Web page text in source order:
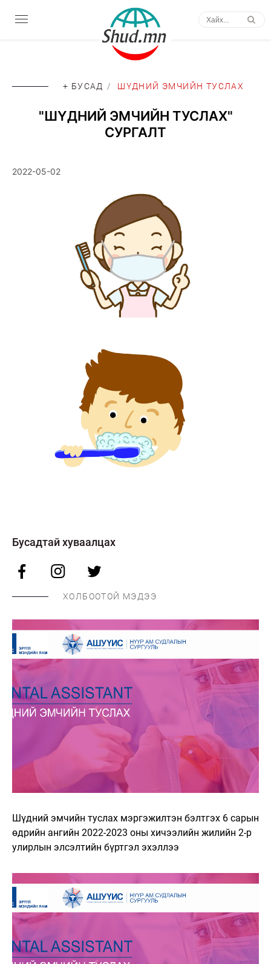
+ БУСАД / ШҮДНИЙ ЭМЧИЙН ТУСЛАХ
"ШҮДНИЙ ЭМЧИЙН ТУСЛАХ"
СУРГАЛТ
2022-05-02
Бусадтай хуваалцах
ХОЛБООТОЙ МЭДЭЭ
Шүдний эмчийн туслах мэргэжилтэн бэлтгэх 6 сарын
өдрийн ангийн 2022-2023 оны хичээлийн жилийн 2-р
улирлын элсэлтийн бүртгэл эхэллээ